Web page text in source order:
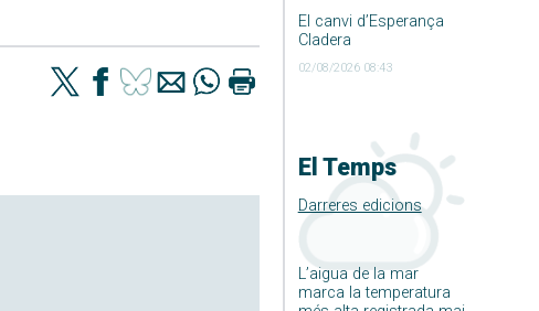
El canvi d’Esperança
Cladera
02/08/2026 08:43
El Temps
Darreres edicions
L’aigua de la mar
marca la temperatura